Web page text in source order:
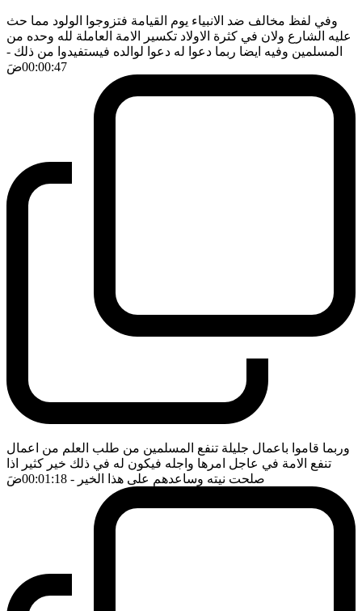
وفي لفظ مخالف ضد الانبياء يوم القيامة فتزوجوا الولود مما حث
عليه الشارع ولان في كثرة الاولاد تكسير الامة العاملة لله وحده من
المسلمين وفيه ايضا ربما دعوا له دعوا لوالده فيستفيدوا من ذلك -
00:00:47ضَ
وربما قاموا باعمال جليلة تنفع المسلمين من طلب العلم من اعمال
تنفع الامة في عاجل امرها واجله فيكون له في ذلك خير كثير اذا
صلحت نيته وساعدهم على هذا الخير - 00:01:18 ضَ